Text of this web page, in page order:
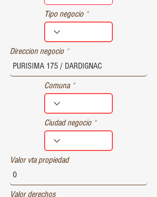
du
r
d
Tipo negocio
Direccion negocio
Comuna
Ciudad negocio
Valor vta propiedad
Valor derechos